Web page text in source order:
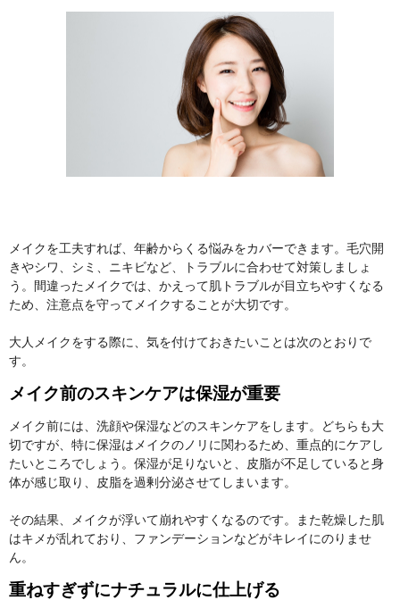
メイクを工夫すれば、年齢からくる悩みをカバーできます。毛穴開
きやシワ、シミ、ニキビなど、トラブルに合わせて対策しましょ
う。間違ったメイクでは、かえって肌トラブルが目立ちやすくなる
ため、注意点を守ってメイクすることが大切です。
大人メイクをする際に、気を付けておきたいことは次のとおりで
す。
メイク前のスキンケアは保湿が重要
メイク前には、洗顔や保湿などのスキンケアをします。どちらも大
切ですが、特に保湿はメイクのノリに関わるため、重点的にケアし
たいところでしょう。保湿が足りないと、皮脂が不足していると身
体が感じ取り、皮脂を過剰分泌させてしまいます。
その結果、メイクが浮いて崩れやすくなるのです。また乾燥した肌
はキメが乱れており、ファンデーションなどがキレイにのりませ
ん。
重ねすぎずにナチュラルに仕上げる